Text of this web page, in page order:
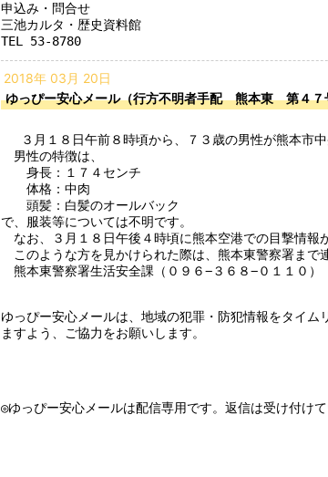
申込み・問合せ
三池カルタ・歴史資料館
TEL 53-8780
2018年 03月 20日
ゆっぴー安心メール（行方不明者手配 熊本東 第４７
男性の特徴は、
身長：１７４センチ
体格：中肉
頭髪：白髪のオールバック
で、服装等については不明です。
なお、３月１８日午後４時頃に熊本空港での目撃情報
このような方を見かけられた際は、熊本東警察署まで
熊本東警察署生活安全課（０９６−３６８−０１１０）
ゆっぴー安心メールは、地域の犯罪・防犯情報をタイ
ますよう、ご協力をお願いします。
◎ゆっぴー安心メールは配信専用です。返信は受け付けて